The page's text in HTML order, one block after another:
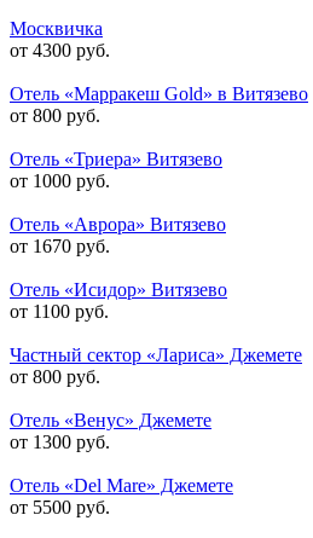
Москвичка
от 4300 руб.
Отель «Марракеш Gold» в Витязево
от 800 руб.
Отель «Триера» Витязево
от 1000 руб.
Отель «Аврора» Витязево
от 1670 руб.
Отель «Исидор» Витязево
от 1100 руб.
Частный сектор «Лариса» Джемете
от 800 руб.
Отель «Венус» Джемете
от 1300 руб.
Отель «Del Mare» Джемете
от 5500 руб.